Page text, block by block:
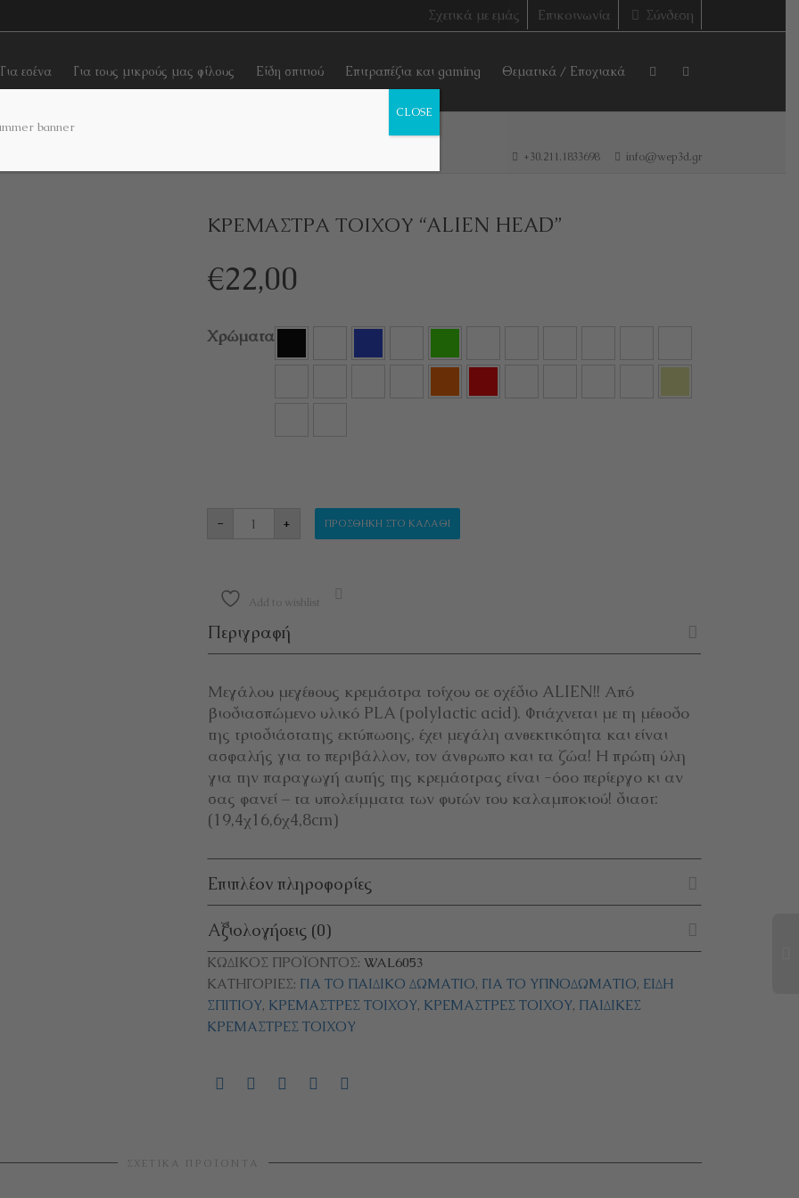
Σχετικά με εμάς Επικοινωνία Σύνδεση
Για εσένα Για τους μικρούς μας φίλους Είδη σπιτιού Επιτραπέζια και gaming Θεματικά / Εποχιακά
+30.211.1833698 info@wep3d.gr
ΚΡΕΜΑΣΤΡΑ ΤΟΙΧΟΥ “ALIEN HEAD”
€22,00
Χρώματα
- ΚΡΕΜΑΣΤΡΑ ΤΟΙΧΟΥ "ALIEN HEAD" ποσότητα
+ ΠΡΟΣΘΉΚΗ ΣΤΟ ΚΑΛΆΘΙ
Add to wishlist
Περιγραφή
Μεγάλου μεγέθους κρεμάστρα τοίχου σε σχέδιο ALIEN!! Από
βιοδιασπώμενο υλικό PLA (polylactic acid). Φτιάχνεται με τη μέθοδο
της τρισδιάστατης εκτύπωσης, έχει μεγάλη ανθεκτικότητα και είναι
ασφαλής για το περιβάλλον, τον άνθρωπο και τα ζώα! Η πρώτη ύλη
για την παραγωγή αυτής της κρεμάστρας είναι -όσο περίεργο κι αν
σας φανεί – τα υπολείμματα των φυτών του καλαμποκιού! διαστ:
(19,4χ16,6χ4,8cm)
Επιπλέον πληροφορίες
Αξιολογήσεις (0)
ΚΩΔΙΚΌΣ ΠΡΟΪΌΝΤΟΣ: WAL6053
ΚΑΤΗΓΟΡΊΕΣ: ΓΙΑ ΤΟ ΠΑΙΔΙΚΌ ΔΩΜΆΤΙΟ, ΓΙΑ ΤΟ ΥΠΝΟΔΩΜΆΤΙΟ, ΕΊΔΗ
ΣΠΙΤΙΟΎ, ΚΡΕΜΆΣΤΡΕΣ ΤΟΊΧΟΥ, ΚΡΕΜΆΣΤΡΕΣ ΤΟΊΧΟΥ, ΠΑΙΔΙΚΈΣ
ΚΡΕΜΆΣΤΡΕΣ ΤΟΊΧΟΥ
ΣΧΕΤΙΚΆ ΠΡΟΪΌΝΤΑ
CLOSE